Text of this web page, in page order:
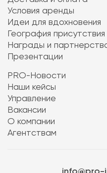
Условия аренды
Идеи для вдохновения
География присутствия
Награды и
Презентации
PRO-Новости
Наши кейсы
Управление
Вакансии
О компании
Агентствам